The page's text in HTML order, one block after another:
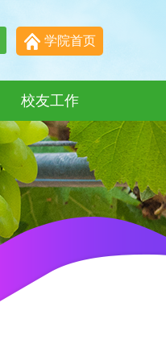
学院首页
校友工作